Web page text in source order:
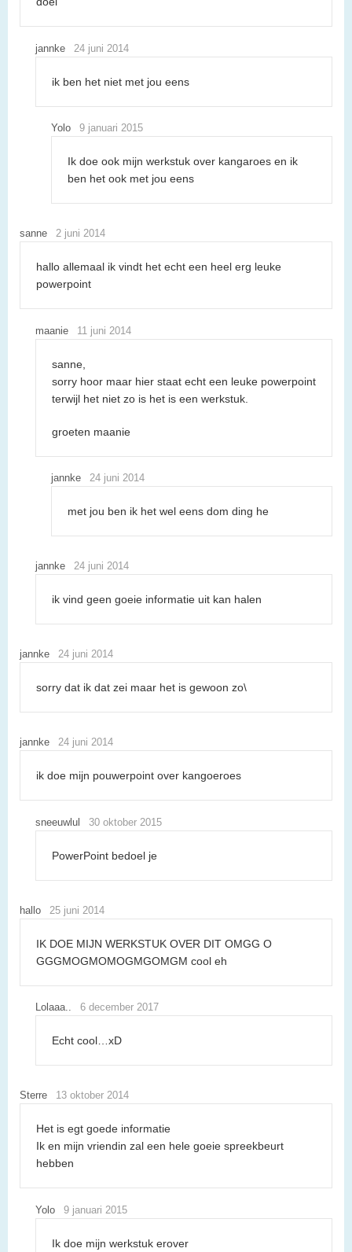
jannke 24 juni 2014
ik ben het niet met jou eens
Yolo 9 januari 2015
Ik doe ook mijn werkstuk over kangaroes en ik
ben het ook met jou eens
sanne 2 juni 2014
hallo allemaal ik vindt het echt een heel erg leuke
powerpoint
maanie 11 juni 2014
sanne,
sorry hoor maar hier staat echt een leuke powerpoint
terwijl het niet zo is het is een werkstuk.
groeten maanie
jannke 24 juni 2014
met jou ben ik het wel eens dom ding he
jannke 24 juni 2014
ik vind geen goeie informatie uit kan halen
jannke 24 juni 2014
sorry dat ik dat zei maar het is gewoon zo\
jannke 24 juni 2014
ik doe mijn pouwerpoint over kangoeroes
sneeuwlul 30 oktober 2015
PowerPoint bedoel je
hallo 25 juni 2014
IK DOE MIJN WERKSTUK OVER DIT OMGG O
GGGMOGMOMOGMGOMGM cool eh
Lolaaa.. 6 december 2017
Echt cool…xD
Sterre 13 oktober 2014
Het is egt goede informatie
Ik en mijn vriendin zal een hele goeie spreekbeurt
hebben
Yolo 9 januari 2015
Ik doe mijn werkstuk erover